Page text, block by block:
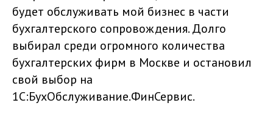
будет обслуживать мой бизнес в части
бухгалтерского сопровождения. Долго
выбирал среди огромного количества
бухгалтерских фирм в Москве и остановил
свой выбор на
1С:БухОбслуживание.ФинСервис.